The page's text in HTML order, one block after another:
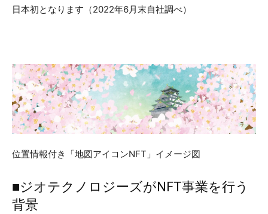
日本初となります（2022年6月末自社調べ）
位置情報付き「地図アイコンNFT」イメージ図
■ジオテクノロジーズがNFT事業を行う
背景